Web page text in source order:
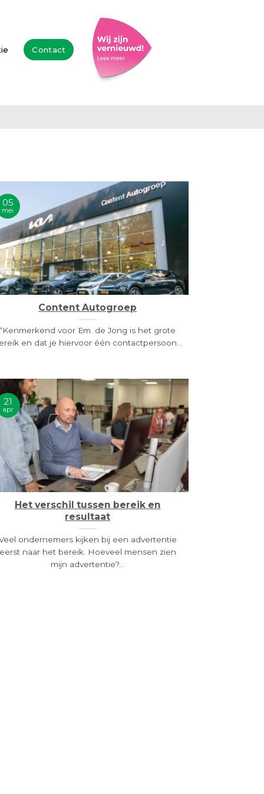
Contact
Content Autogroep
“Kenmerkend voor Em. de Jong is het grote
en dat je hiervoor één contactpersoon...
05
mei
Het verschil tussen bereik en
resultaat
ondernemers kijken bij een advertentie
eerst naar het bereik. Hoeveel mensen zien
mijn advertentie?...
21
apr